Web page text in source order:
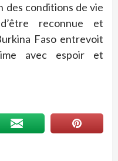
des conditions de vie
reconnue et
Faso entrevoit
avec espoir et